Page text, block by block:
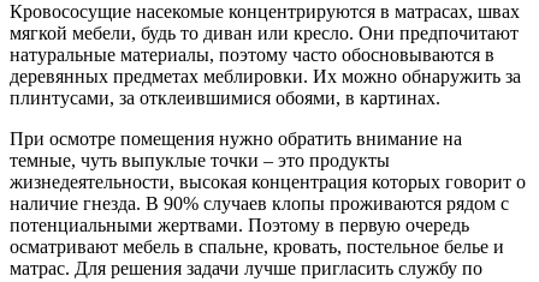
Кровососущие насекомые концентрируются в матрасах, швах
мягкой мебели, будь то диван или кресло. Они предпочитают
натуральные материалы, поэтому часто обосновываются в
деревянных предметах меблировки. Их можно обнаружить за
плинтусами, за отклеившимися обоями, в картинах.
При осмотре помещения нужно обратить внимание на
темные, чуть выпуклые точки – это продукты
жизнедеятельности, высокая концентрация которых говорит о
наличие гнезда. В 90% случаев клопы проживаются рядом с
потенциальными жертвами. Поэтому в первую очередь
осматривают мебель в спальне, кровать, постельное белье и
матрас. Для решения задачи лучше пригласить службу по